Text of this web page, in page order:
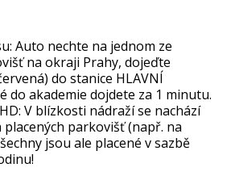
Auto nechte na jednom ze
na okraji Prahy, dojeďte
do stanice HLAVNÍ
do akademie dojdete za 1 minutu.
V blízkosti nádraží se nachází
parkovišť (např. na
jsou ale placené v sazbě